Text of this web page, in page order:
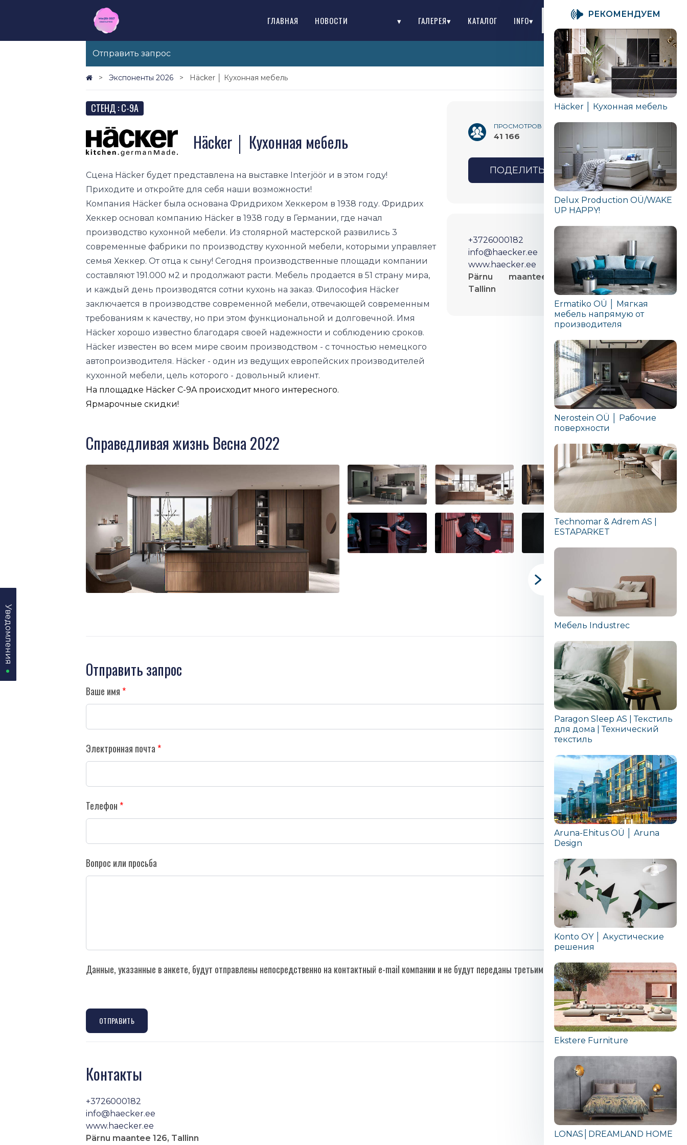
ГЛАВНАЯ НОВОСТИ ▾ ГАЛЕРЕЯ▾ КАТАЛОГ INFO▾ RU
Отправить запрос
Экспоненты 2026 Häcker │ Кухонная мебель
СТЕНД : C-9A
Häcker │ Кухонная мебель
Сцена Häcker будет представлена на выставке Interjöör и в этом году!
Приходите и откройте для себя наши возможности!
Компания Häcker была основана Фридрихом Хеккером в 1938 году. Фридрих
Хеккер основал компанию Häcker в 1938 году в Германии, где начал
производство кухонной мебели. Из столярной мастерской развились 3
современные фабрики по производству кухонной мебели, которыми управляет
семья Хеккер. От отца к сыну! Сегодня производственные площади компании
составляют 191.000 м2 и продолжают расти. Мебель продается в 51 страну мира,
и каждый день производятся сотни кухонь на заказ. Философия Häcker
заключается в производстве современной мебели, отвечающей современным
требованиям к качеству, но при этом функциональной и долговечной. Имя
Häcker хорошо известно благодаря своей надежности и соблюдению сроков.
Häcker известен во всем мире своим производством - с точностью немецкого
автопроизводителя. Häcker - один из ведущих европейских производителей
кухонной мебели, цель которого - довольный клиент.
На площадке Häcker C-9A происходит много интересного.
Ярмарочные скидки!
ПРОСМОТРОВ
41 166
ПОДЕЛИТЬСЯ
+3726000182
info@haecker.ee
www.haecker.ee
Pärnu maantee 126,
Tallinn
Справедливая жизнь Весна 2022
Отправить запрос
Ваше имя
Электронная почта
Телефон
Вопрос или просьба
Данные, указанные в анкете, будут отправлены непосредственно на контактный e-mail компании и не будут переданы третьим лицам.
ОТПРАВИТЬ
Контакты
+3726000182
info@haecker.ee
www.haecker.ee
Pärnu maantee 126, Tallinn
PЕКОМЕНДУЕМ
Häcker │ Кухонная мебель
Delux Production OÜ/WAKE
UP HAPPY!
Ermatiko OÜ │ Мягкая
мебель напрямую от
производителя
Nerostein OÜ │ Рабочие
поверхности
Technomar & Adrem AS |
ESTAPARKET
Мебель Industrec
Paragon Sleep AS | Текстиль
для дома | Технический
текстиль
Aruna-Ehitus OÜ │ Aruna
Design
Konto OY │ Акустические
решения
Ekstere Furniture
LONAS│DREAMLAND HOME
Уведомления
Уведомления